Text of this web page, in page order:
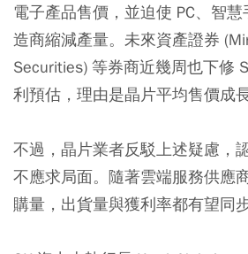
電子產品售價，並迫使 PC、智
造商縮減產量。未來資產證券
Securities) 等券商近幾周也下修
利預估，理由是晶片平均售價成長
不過，晶片業者反駁上述疑慮，
不應求局面。隨著雲端服務供應
購量，出貨量與獲利率都有望同步